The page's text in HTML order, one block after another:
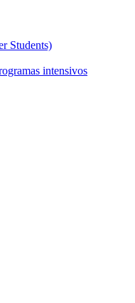
Students)
intensivos